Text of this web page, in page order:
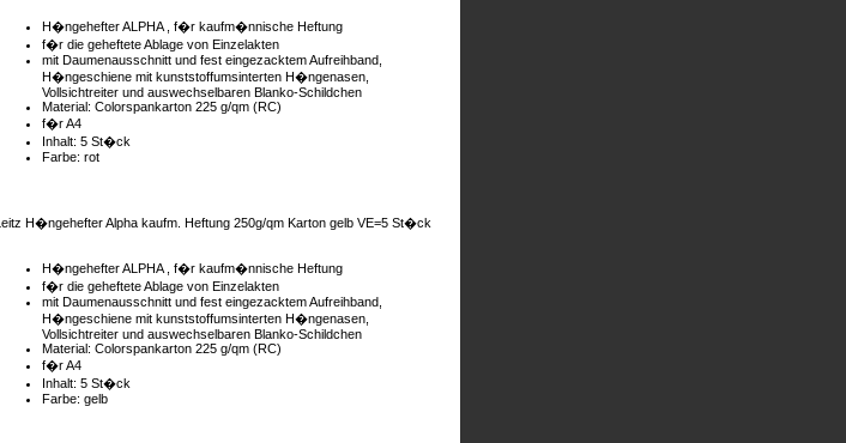
H�ngehefter ALPHA , f�r kaufm�nnische Heftung
f�r die geheftete Ablage von Einzelakten
mit Daumenausschnitt und fest eingezacktem Aufreihband,
H�ngeschiene mit kunststoffumsinterten H�ngenasen,
Vollsichtreiter und auswechselbaren Blanko-Schildchen
Material: Colorspankarton 225 g/qm (RC)
f�r A4
Inhalt: 5 St�ck
Farbe: rot
Leitz H�ngehefter Alpha kaufm. Heftung 250g/qm Karton gelb VE=5 St�ck
H�ngehefter ALPHA , f�r kaufm�nnische Heftung
f�r die geheftete Ablage von Einzelakten
mit Daumenausschnitt und fest eingezacktem Aufreihband,
H�ngeschiene mit kunststoffumsinterten H�ngenasen,
Vollsichtreiter und auswechselbaren Blanko-Schildchen
Material: Colorspankarton 225 g/qm (RC)
f�r A4
Inhalt: 5 St�ck
Farbe: gelb